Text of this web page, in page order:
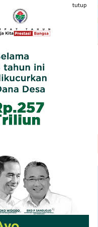
konten
tutup